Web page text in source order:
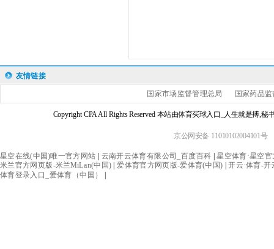
友情链接
国家市场监督管理总局 国家药品
Copyright CPA All Rights Reserved 本站由体育买球入口_人生就是搏,
京公网安备 11010102004101号
星空在线(中国)唯一官方网站 | 云南开云体育有限公司_百度百科 |星空体育·星空
米兰官方网页版-米兰MiLan(中国) |爱体育官方网页版-爱体育(中国) |开云·体育-
体育登录入口_爱体育（中国）